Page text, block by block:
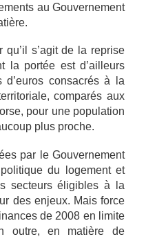
au Gouvernement
s’agit de la reprise
la portée est d’ailleurs
consacrés à la
comparés aux
pour une population
plus proche.
par le Gouvernement
du logement et
secteurs éligibles à la
des enjeux. Mais force
de 2008 en limite
outre, en matière de